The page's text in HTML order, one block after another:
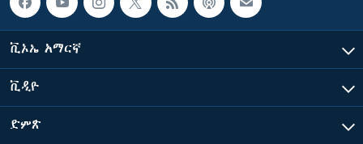
ቪኦኤ አማርኛ
ቪዲዮ
ድምጽ